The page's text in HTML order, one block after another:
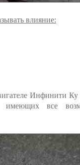
влияние:
Инфинити Ку
имеющих все